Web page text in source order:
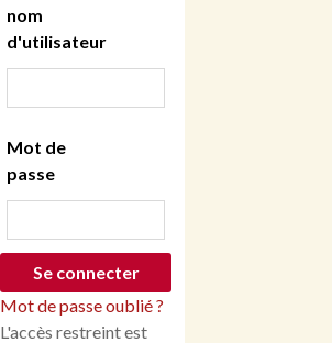
nom
d'utilisateur
Mot de
passe
Mot de passe oublié ?
L'accès restreint est